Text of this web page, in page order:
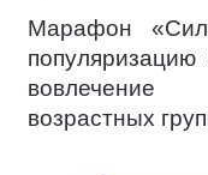
Марафон
вовлечение
возрастных